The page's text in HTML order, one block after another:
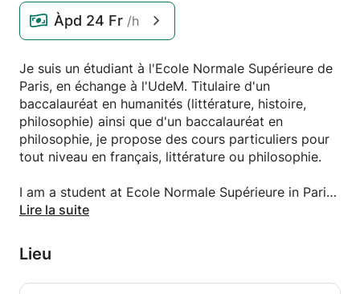
Àpd 24 Fr /h
Je suis un étudiant à l'Ecole Normale Supérieure de
Paris, en échange à l'UdeM. Titulaire d'un
baccalauréat en humanités (littérature, histoire,
philosophie) ainsi que d'un baccalauréat en
philosophie, je propose des cours particuliers pour
tout niveau en français, littérature ou philosophie.
I am a student at Ecole Normale Supérieure in Paris,
at Udem for an exchange. I have a bachelor degree
as a bachelor degree in philosophy. I offer tutoring
for any grade in philosophy, french, and literature.
Lire la suite
Lieu